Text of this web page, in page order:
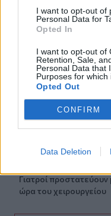
I want to opt-out of
Personal Data for
Opted In
I want to opt-out of
Retention, Sale,
Personal Data that
Purposes for which
Opted Out
CONFIRM
Data Deletion
Ο έρωτας θα
ζωδίων τον Αύγουστο
Καύσωνας στο
dress code
Παιδιά στην πισίνα: 6
πρόληψη του πνιγμού
Γιατροί
ώρα του χειρουργείου